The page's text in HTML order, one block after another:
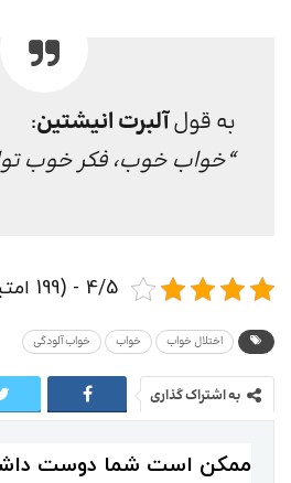
به قولآلبرت انیشتین:
“خواب خوب، فکر خوب
4/5 - (199 امتیاز)
اختلال خواب خواب خواب آلودگی
به اشتراک گذاری
ممکن است شما دوست